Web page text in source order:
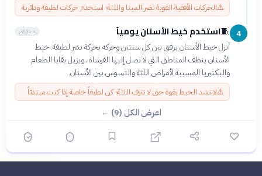
⚠️الحركات الأفقية القوية تضر المينا واللثة؛ استخدم حركات لطيفة ودائرية
4
🧵استخدم خيط الأسنان يومياً 3 دقائق
أنزل خيط الأسنان برفق بين كل سنتين وحركه بحركة نشر لطيفة. خيط
الأسنان ينظف المناطق التي لا تصل إليها الفرشاة، ويزيل بقايا الطعام
والبكتيريا المسببة لأمراض اللثة والتسوس بين الأسنان.
⚠️لا تشد الخيط بقوة حتى لا تنزف اللثة؛ كن لطيفاً خاصة إذا كنت مبتدئاً
اعرض الكل (9) ←